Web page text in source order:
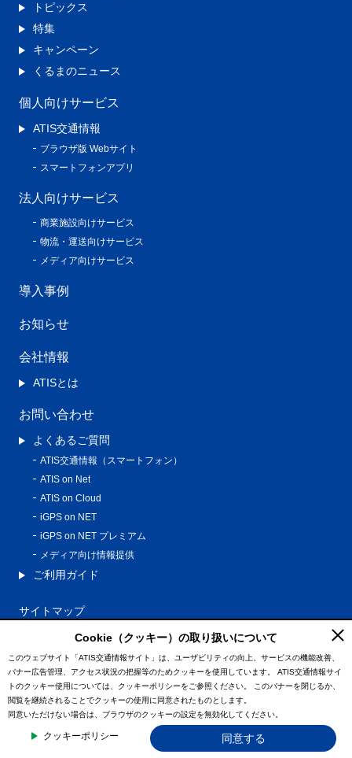
トピックス
特集
キャンペーン
くるまのニュース
個人向けサービス
ATIS交通情報
ブラウザ版 Webサイト
スマートフォンアプリ
法人向けサービス
商業施設向けサービス
物流・運送向けサービス
メディア向けサービス
導入事例
お知らせ
会社情報
ATISとは
お問い合わせ
よくあるご質問
ATIS交通情報（スマートフォン）
ATIS on Net
ATIS on Cloud
iGPS on NET
iGPS on NET プレミアム
メディア向け情報提供
ご利用ガイド
サイトマップ
プライバシーポリシー
利用規約
特定商取引法に基づく表記
情報の外部通信について
© ATIS Co.,Ltd. All Rights Reserved.
Cookie（クッキー）の取り扱いについて
このウェブサイト「ATIS交通情報サイト」は、ユーザビリティの向上、サービスの機能改善、
バナー広告管理、アクセス状況の把握等のためクッキーを使用しています。
ATIS交通情報サイ
トのクッキー使用については、クッキーポリシーをご参照ください。
このバナーを閉じるか、
閲覧を継続されることでクッキーの使用に同意されたものとします。
同意いただけない場合は、ブラウザのクッキーの設定を無効化してください。
クッキーポリシー 同意する